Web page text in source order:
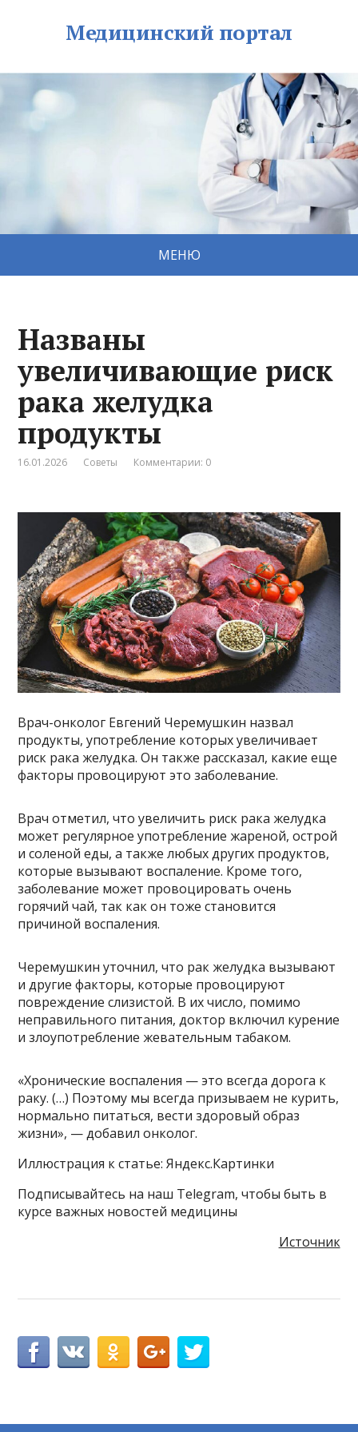
Медицинский портал
МЕНЮ
Названы
увеличивающие риск
рака желудка
продукты
16.01.2026 Советы Комментарии: 0
Врач-онколог Евгений Черемушкин назвал
продукты, употребление которых увеличивает
риск рака желудка. Он также рассказал, какие еще
факторы провоцируют это заболевание.
Врач отметил, что увеличить риск рака желудка
может регулярное употребление жареной, острой
и соленой еды, а также любых других продуктов,
которые вызывают воспаление. Кроме того,
заболевание может провоцировать очень
горячий чай, так как он тоже становится
причиной воспаления.
Черемушкин уточнил, что рак желудка вызывают
и другие факторы, которые провоцируют
повреждение слизистой. В их число, помимо
неправильного питания, доктор включил курение
и злоупотребление жевательным табаком.
«Хронические воспаления — это всегда дорога к
раку. (…) Поэтому мы всегда призываем не курить,
нормально питаться, вести здоровый образ
жизни», — добавил онколог.
Иллюстрация к статье: Яндекс.Картинки
Подписывайтесь на наш Telegram, чтобы быть в
курсе важных новостей медицины
Источник